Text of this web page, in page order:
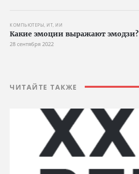
КОМПЬЮТЕРЫ, ИТ, ИИ
Какие эмоции выражают эмодзи?
28 сентября 2022
ЧИТАЙТЕ ТАКЖЕ